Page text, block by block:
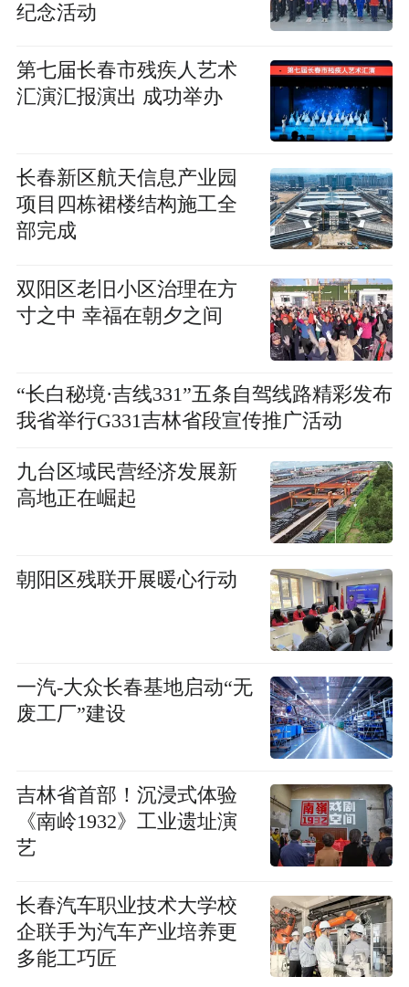
纪念活动
第七届长春市残疾人艺术
汇演汇报演出 成功举办
长春新区航天信息产业园
项目四栋裙楼结构施工全
部完成
双阳区老旧小区治理在方
寸之中 幸福在朝夕之间
“长白秘境·吉线331”五条自驾线路精彩发布
我省举行G331吉林省段宣传推广活动
九台区域民营经济发展新
高地正在崛起
朝阳区残联开展暖心行动
一汽-大众长春基地启动“无
废工厂”建设
吉林省首部！沉浸式体验
《南岭1932》工业遗址演
艺
长春汽车职业技术大学校
企联手为汽车产业培养更
多能工巧匠